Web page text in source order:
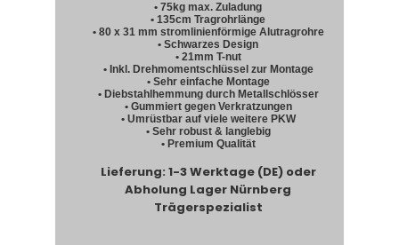
• 75kg max. Zuladung
• 135cm Tragrohrlänge
• 80 x 31 mm stromlinienförmige Alutragrohre
• Schwarzes Design
• 21mm T-nut
• Inkl. Drehmomentschlüssel zur Montage
• Sehr einfache Montage
• Diebstahlhemmung durch Metallschlösser
• Gummiert gegen Verkratzungen
• Umrüstbar auf viele weitere PKW
• Sehr robust & langlebig
• Premium Qualität
Lieferung: 1-3 Werktage (DE) oder
Abholung Lager Nürnberg
Trägerspezialist